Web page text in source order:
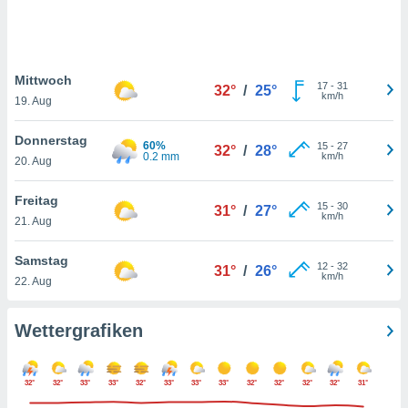
können
von
und
klicken.
und
Mittwoch
19. Aug
32° / 25° 17- 31
km/h
Donnerstag
20. Aug
60%
0.2 mm
32° / 28° 15- 27
km/h
Freitag
21. Aug
31° / 27° 15- 30
km/h
Samstag
22. Aug
31° / 26° 12- 32
km/h
Wettergrafiken
32° 32° 33° 33° 32° 33° 33° 33° 32° 32° 32° 32° 31°